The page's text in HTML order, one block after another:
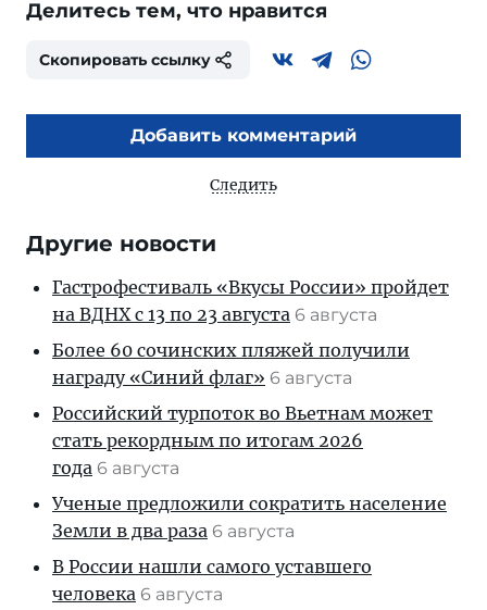
Делитесь тем, что нравится
Скопировать ссылку
Добавить комментарий
Следить
Другие новости
Гастрофестиваль «Вкусы России» пройдет
на ВДНХ с 13 по 23 августа 6 августа
Более 60 сочинских пляжей получили
награду «Синий флаг» 6 августа
Российский турпоток во Вьетнам может
стать рекордным по итогам 2026
года 6 августа
Ученые предложили сократить население
Земли в два раза 6 августа
В России нашли самого уставшего
человека 6 августа